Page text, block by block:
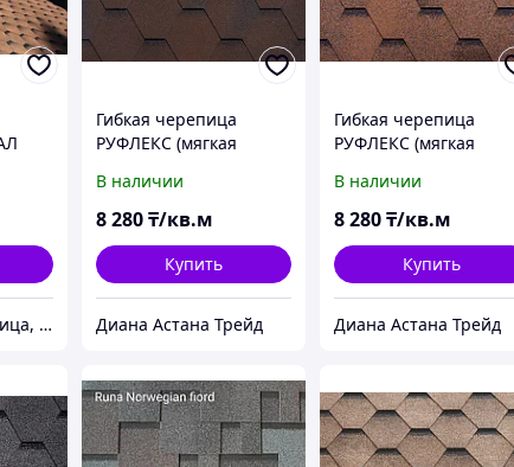
№1 гибкая черепица, композитная черепица из Европы, по лучшим ценам в Алматы
Гибкая черепица
РУФЛЕКС (мягкая
модифицированная,
Гарантия 35 лет, Сота
В наличии
8 280₸/кв.м
Купить
Диана Астана Трейд
Гибкая черепица
РУФЛЕКС (мягкая
модифицированная,
Гарантия 35 лет, Сота
В наличии
8 280₸/кв.м
Купить
Диана Астана Трейд